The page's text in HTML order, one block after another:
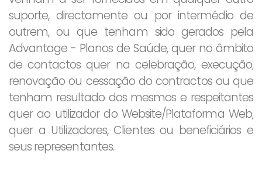
suporte, directamente ou por intermédio de
outrem, ou que tenham sido gerados pela
Advantage - Planos de Saúde, quer no âmbito
de contactos quer na celebração, execução,
renovação ou cessação do contractos ou que
tenham resultado dos mesmos e respeitantes
quer ao utilizador do Website/Plataforma Web,
quer a Utilizadores, Clientes ou beneficiários e
seus representantes.